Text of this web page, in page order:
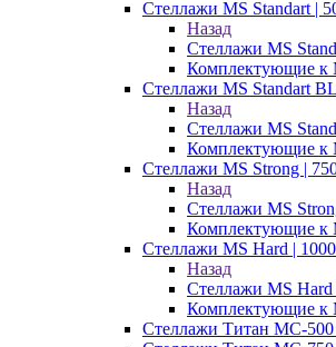
Стеллажи MS Standart |
Назад
Стеллажи MS
Комплектующие к
Стеллажи MS Standart
Назад
Стеллажи MS
Комплектующие к
Стеллажи MS Strong |
Назад
Стеллажи MS
Комплектующие к
Стеллажи MS Hard |
Назад
Стеллажи MS Hard
Комплектующие к
Стеллажи Титан МС-500